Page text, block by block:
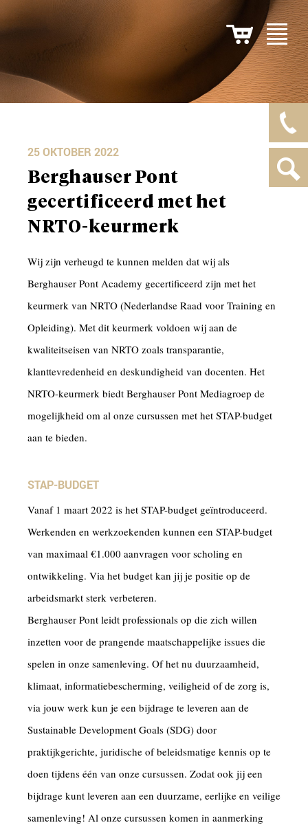
25 OKTOBER 2022
Berghauser Pont
gecertificeerd met het
NRTO-keurmerk
Wij zijn verheugd te kunnen melden dat wij als
Berghauser Pont Academy gecertificeerd zijn met het
keurmerk van NRTO (Nederlandse Raad voor Training en
Opleiding). Met dit keurmerk voldoen wij aan de
kwaliteitseisen van NRTO zoals transparantie,
klanttevredenheid en deskundigheid van docenten. Het
NRTO-keurmerk biedt Berghauser Pont Mediagroep de
mogelijkheid om al onze cursussen met het STAP-budget
aan te bieden.
STAP-BUDGET
Vanaf 1 maart 2022 is het STAP-budget geïntroduceerd.
Werkenden en werkzoekenden kunnen een STAP-budget
van maximaal €1.000 aanvragen voor scholing en
ontwikkeling. Via het budget kan jij je positie op de
arbeidsmarkt sterk verbeteren.
Berghauser Pont leidt professionals op die zich willen
inzetten voor de prangende maatschappelijke issues die
spelen in onze samenleving. Of het nu duurzaamheid,
klimaat, informatiebescherming, veiligheid of de zorg is,
via jouw werk kun je een bijdrage te leveren aan de
Sustainable Development Goals (SDG) door
praktijkgerichte, juridische of beleidsmatige kennis op te
doen tijdens één van onze cursussen. Zodat ook jij een
bijdrage kunt leveren aan een duurzame, eerlijke en veilige
samenleving! Al onze cursussen komen in aanmerking